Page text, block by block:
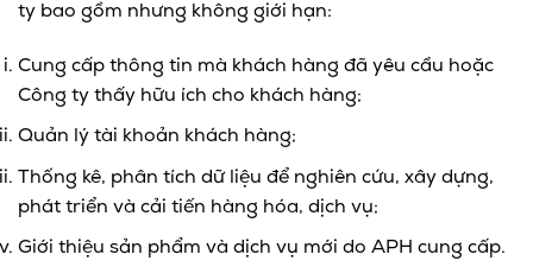
ty bao gồm nhưng không giới hạn:
Cung cấp thông tin mà khách hàng đã yêu cầu hoặc
Công ty thấy hữu ích cho khách hàng;
Quản lý tài khoản khách hàng;
Thống kê, phân tích dữ liệu để nghiên cứu, xây dựng,
phát triển và cải tiến hàng hóa, dịch vụ;
Giới thiệu sản phẩm và dịch vụ mới do APH cung cấp.